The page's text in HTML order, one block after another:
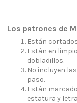
Los patrones de
Están
Están en
dobladillos.
No incluyen
paso.
Están
estatura y